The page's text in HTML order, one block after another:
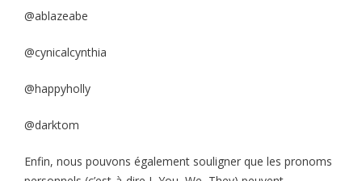
@ablazeabe
@cynicalcynthia
@happyholly
@darktom
Enfin, nous pouvons également souligner que les pronoms